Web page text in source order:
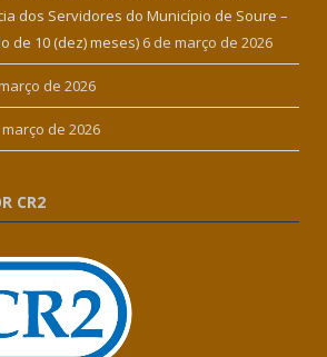
dos Servidores do Município de Soure –
de 10 (dez) meses) 6 de março de 2026
de 2026
de 2026
CR2